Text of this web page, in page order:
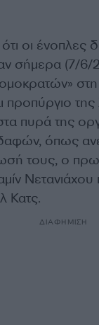
οι ένοπλες
σήμερα (7/6/
στη
προπύργιο
πυρά της
όπως
τους, ο
Κατς.
ΔΙΑΦΗΜΙΣΗ